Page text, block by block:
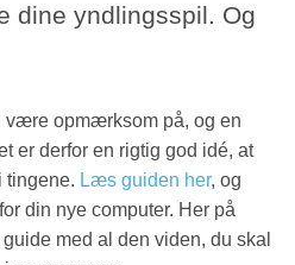
dine yndlingsspil. Og
være opmærksom på, og en
er derfor en rigtig god idé, at
tingene. Læs guiden her, og
din nye computer. Her på
med al den viden, du skal